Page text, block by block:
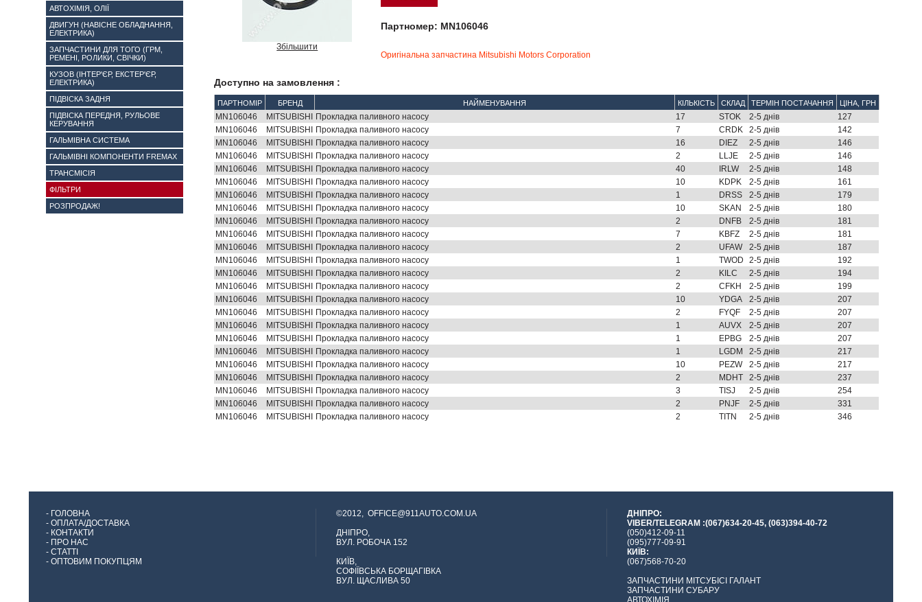
Збільшити
Партномер: MN106046
Оригінальна запчастина Mitsubishi Motors Corporation
Доступно на замовлення :
ПАРТНОМІР БРЕНД НАЙМЕНУВАННЯ КІЛЬКІСТЬ СКЛАД ТЕРМІН ПОСТАЧАННЯ ЦІНА, ГРН
MN106046 MITSUBISHI Прокладка паливного насосу 17 STOK 2-5 днів
127
MN106046
MITSUBISHI Прокладка паливного насосу 7 CRDK 2-5 днів
142
MN106046
MITSUBISHI Прокладка паливного насосу 16 DIEZ 2-5 днів
146
MN106046
MITSUBISHI Прокладка паливного насосу 2 LLJE 2-5 днів
146
MN106046
MITSUBISHI Прокладка паливного насосу 40 IRLW 2-5 днів
148
MN106046
MITSUBISHI Прокладка паливного насосу 10 KDPK 2-5 днів
161
MN106046
MITSUBISHI Прокладка паливного насосу 1 DRSS 2-5 днів
179
MN106046
MITSUBISHI Прокладка паливного насосу 10 SKAN 2-5 днів
180
MN106046
MITSUBISHI Прокладка паливного насосу 2 DNFB 2-5 днів
181
MN106046
MITSUBISHI Прокладка паливного насосу 7 KBFZ 2-5 днів
181
MN106046
MITSUBISHI Прокладка паливного насосу 2 UFAW 2-5 днів
187
MN106046
MITSUBISHI Прокладка паливного насосу 1 TWOD 2-5 днів
192
MN106046
MITSUBISHI Прокладка паливного насосу 2 KILC 2-5 днів
194
MN106046
MITSUBISHI Прокладка паливного насосу 2 CFKH 2-5 днів
199
MN106046
MITSUBISHI Прокладка паливного насосу 10 YDGA 2-5 днів
207
MN106046
MITSUBISHI Прокладка паливного насосу 2 FYQF 2-5 днів
207
MN106046
MITSUBISHI Прокладка паливного насосу 1 AUVX 2-5 днів
207
MN106046
MITSUBISHI Прокладка паливного насосу 1 EPBG 2-5 днів
207
MN106046
MITSUBISHI Прокладка паливного насосу 1 LGDM 2-5 днів
217
MN106046
MITSUBISHI Прокладка паливного насосу 10 PEZW 2-5 днів
217
MN106046
MITSUBISHI Прокладка паливного насосу 2 MDHT 2-5 днів
237
MN106046
MITSUBISHI Прокладка паливного насосу 3 TISJ 2-5 днів
254
MN106046
MITSUBISHI Прокладка паливного насосу 2 PNJF 2-5 днів
331
MN106046
MITSUBISHI Прокладка паливного насосу 2 TITN 2-5 днів 346
АВТОХІМІЯ, ОЛІЇ
ДВИГУН (НАВІСНЕ ОБЛАДНАННЯ,
ЕЛЕКТРИКА)
ЗАПЧАСТИНИ ДЛЯ ТОГО (ГРМ,
РЕМЕНІ, РОЛИКИ, СВІЧКИ)
КУЗОВ (ІНТЕР'ЄР, ЕКСТЕР'ЄР,
ЕЛЕКТРИКА)
ПІДВІСКА ЗАДНЯ
ПІДВІСКА ПЕРЕДНЯ, РУЛЬОВЕ
КЕРУВАННЯ
ГАЛЬМІВНА СИСТЕМА
ГАЛЬМІВНІ КОМПОНЕНТИ FREMAX
ТРАНСМІСІЯ
ФІЛЬТРИ
РОЗПРОДАЖ!
- ГОЛОВНА
- ОПЛАТА/ДОСТАВКА
- КОНТАКТИ
- ПРО НАС
- СТАТТІ
- ОПТОВИМ ПОКУПЦЯМ
ДНІПРО:
VIBER/TELEGRAM :(067)634-20-45, (063)394-40-72
(050)412-09-11
(095)777-09-91
КИЇВ:
(067)568-70-20
ЗАПЧАСТИНИ МІТСУБІСІ ГАЛАНТ
ЗАПЧАСТИНИ СУБАРУ
АВТОХІМІЯ
©2012,OFFICE@911AUTO.COM.UA
ДНІПРО,
ВУЛ. РОБОЧА 152
КИЇВ,
СОФІЇВСЬКА БОРЩАГІВКА
ВУЛ. ЩАСЛИВА 50